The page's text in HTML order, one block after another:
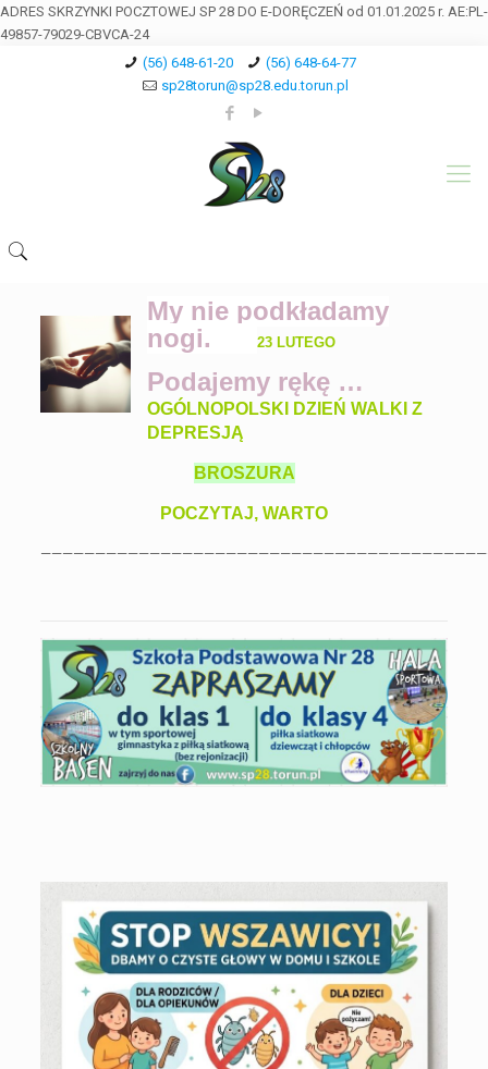
ADRES SKRZYNKI POCZTOWEJ SP 28 DO E-DORĘCZEŃ od 01.01.2025 r. AE:PL-
49857-79029-CBVCA-24
(56) 648-61-20
(56) 648-64-77
sp28torun@sp28.edu.torun.pl
My nie podkładamy
nogi.
23 LUTEGO
Podajemy rękę …
OGÓLNOPOLSKI DZIEŃ WALKI Z
DEPRESJĄ
BROSZURA
POCZYTAJ, WARTO